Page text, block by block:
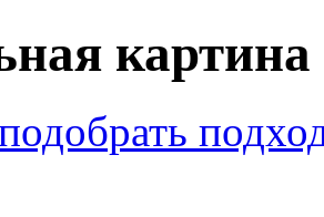
картина